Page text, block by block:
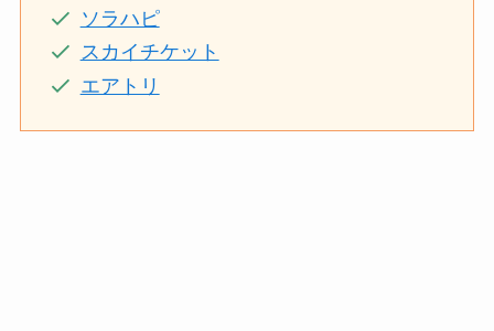
ソラハピ
スカイチケット
エアトリ